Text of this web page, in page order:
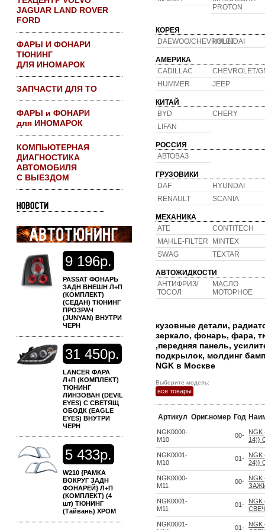
PROTON
КОРЕЯ
DAEWOO/CHEVROLET
HYUNDAI
АМЕРИКА
CADILLAC
CHEVROLET/
HUMMER
JEEP
КИТАЙ
BYD
CHERY
LIFAN
РОССИЯ
АВТОВАЗ
ГРУЗОВИКИ
DAF
HYUNDAI
RENAULT
SCANIA
МЕХАНИКА
ATE
CONTITECH
MAHLE-FILTER
MINTEX
SWAG
TEXTAR
АВТОЖИДКОСТИ
АНТИФРИЗ/
ТОСОЛ
МАСЛО
МОТОРНОЕ
кузовные детали,
зеркало, фонарь, фара,
,передняя панель,
подкрылок, молдинг
NGK в Москве
Выберите модель:
все товары
Артикул Ориг.номер Год
NGK0000-
M10
00-
NGK
14)}
NGK0001-
M10
01-
NGK
24)}
NGK0000-
M11
00-
NGK
NGK0001-
M11
01-
NGK
NGK0001-
01-
NGK
JAGUAR LAND ROVER
FORD
ФАРЫ И ФОНАРИ
ТЮНИНГ
ДЛЯ ИНОМАРОК
ЗАПЧАСТИ ДЛЯ ТО
ФАРЫ и ФОНАРИ
для ИНОМАРОК
КОМПЬЮТЕРНАЯ
ДИАГНОСТИКА
АВТОМОБИЛЯ
С ВЫЕЗДОМ
9 196р.
PASSAT ФОНАРЬ
ЗАДН ВНЕШН Л+П
(КОМПЛЕКТ)
(СЕДАН) ТЮНИНГ
ПРОЗРАЧ
(JUNYAN) ВНУТРИ
ЧЕРН
31 450р.
LANCER ФАРА
Л+П (КОМПЛЕКТ)
ТЮНИНГ
ЛИНЗОВАН (DEVIL
EYES) С СВЕТЯЩ
ОБОДК (EAGLE
EYES) ВНУТРИ
ЧЕРН
5 433р.
W210 {РАМКА
ВОКРУГ ЗАДН
ФОНАРЕЙ} Л+П
(КОМПЛЕКТ) (4
шт) ТЮНИНГ
(Тайвань) ХРОМ